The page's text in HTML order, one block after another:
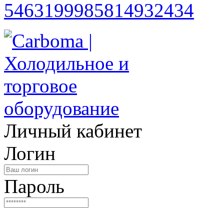
Личный кабинет
Логин
Пароль